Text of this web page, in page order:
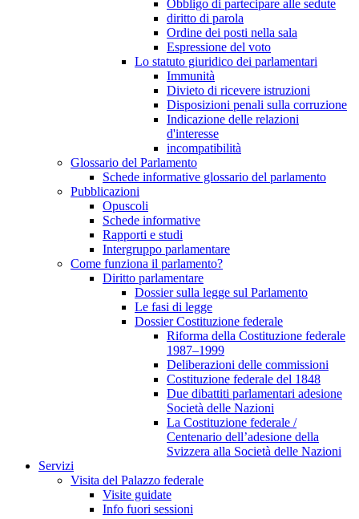
Obbligo di partecipare alle sedute
diritto di parola
Ordine dei posti nella sala
Espressione del voto
Lo statuto giuridico dei parlamentari
Immunità
Divieto di ricevere istruzioni
Disposizioni penali sulla corruzione
Indicazione delle relazioni
d'interesse
incompatibilità
Glossario del Parlamento
Schede informative glossario del parlamento
Pubblicazioni
Opuscoli
Schede informative
Rapporti e studi
Intergruppo parlamentare
Come funziona il parlamento?
Diritto parlamentare
Dossier sulla legge sul Parlamento
Le fasi di legge
Dossier Costituzione federale
Riforma della Costituzione federale
1987–1999
Deliberazioni delle commissioni
Costituzione federale del 1848
Due dibattiti parlamentari adesione
Società delle Nazioni
La Costituzione federale /
Centenario dell’adesione della
Svizzera alla Società delle Nazioni
Servizi
Visita del Palazzo federale
Visite guidate
Info fuori sessioni